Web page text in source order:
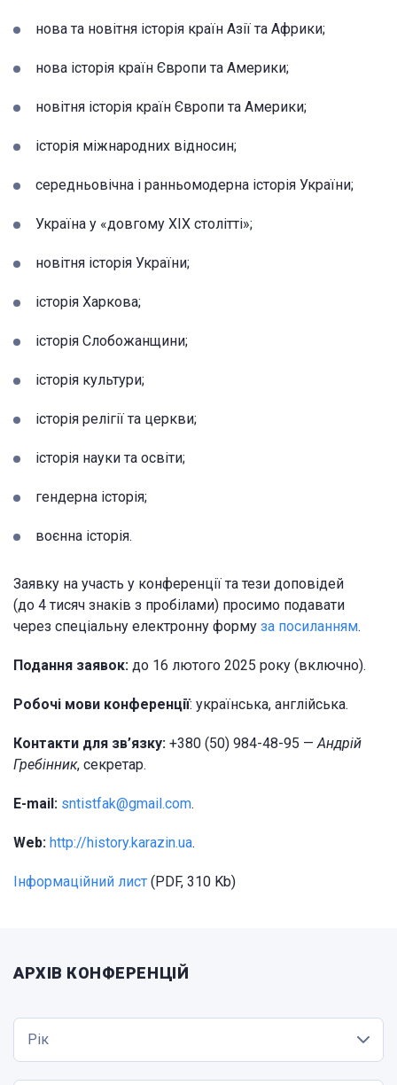
нова та новітня історія країн Азії та Африки;
нова історія країн Європи та Америки;
новітня історія країн Європи та Америки;
історія міжнародних відносин;
середньовічна і ранньомодерна історія України;
Україна у «довгому ХІХ столітті»;
новітня історія України;
історія Харкова;
історія Слобожанщини;
історія культури;
історія релігії та церкви;
історія науки та освіти;
гендерна історія;
воєнна історія.
Заявку на участь у конференції та тези доповідей
(до 4 тисяч знаків з пробілами) просимо подавати
через спеціальну електронну форму за посиланням.
Подання заявок: до 16 лютого 2025 року (включно).
Робочі мови конференції: українська, англійська.
Контакти для зв’язку: +380 (50) 984-48-95 —Андрій
Гребінник, секретар.
E-mail: sntistfak@gmail.com.
Web: http://history.karazin.ua.
Інформаційний лист (PDF, 310 Kb)
АРХІВ КОНФЕРЕНЦІЙ
Рік